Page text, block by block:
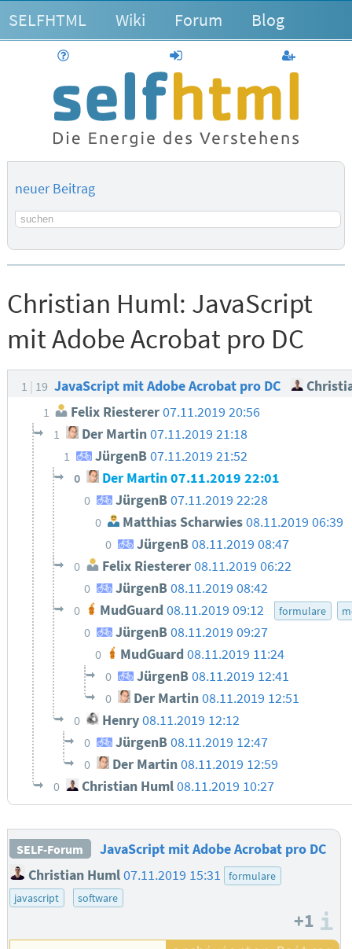
SELFHTML Wiki Forum Blog
anmelden
neuer Beitrag
Suchbegriff
Christian Huml: JavaScript
mit Adobe Acrobat pro DC
1 19 JavaScript mit Adobe Acrobat pro DC
1 Felix Riesterer07.11.2019 20:56
1 Der Martin 07.11.2019 21:18
1 JürgenB07.11.2019 21:52
0 Der Martin07.11.2019 22:01
0 JürgenB07.11.2019 22:28
0 Matthias Scharwies08.11.2019 06:39
0 JürgenB08.11.2019 08:47
0 Felix Riesterer08.11.2019 06:22
0 JürgenB08.11.2019 08:42
0 MudGuard 08.11.2019 09:12 formulare
0 JürgenB08.11.2019 09:27
0 MudGuard 08.11.2019 11:24
0 JürgenB08.11.2019 12:41
0 Der Martin 08.11.2019 12:51
0 Henry08.11.2019 12:12
0 JürgenB08.11.2019 12:47
0 Der Martin08.11.2019 12:59
0 Christian Huml 08.11.2019 10:27
SELF-Forum
JavaScript mit Adobe Acrobat pro DC
Christian Huml 07.11.2019 15:31
formulare
javascript
software
+1